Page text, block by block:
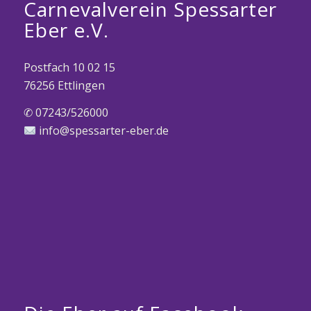
Carnevalverein Spessarter
Eber e.V.
Postfach 10 02 15
76256 Ettlingen
✆ 07243/526000
info@spessarter-eber.de